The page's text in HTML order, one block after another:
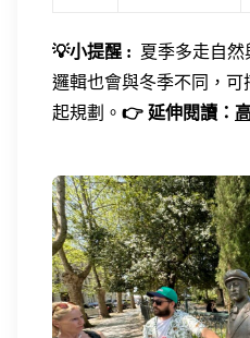
💡小提醒 : 夏季多走自
邏輯也會與冬季不同，
起規劃。 👉 延伸閱讀：